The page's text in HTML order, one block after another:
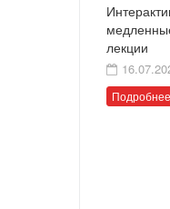
лекции
Подробнее